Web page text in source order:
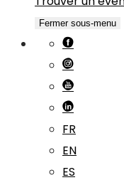
Fermer sous-menu
FR
EN
ES